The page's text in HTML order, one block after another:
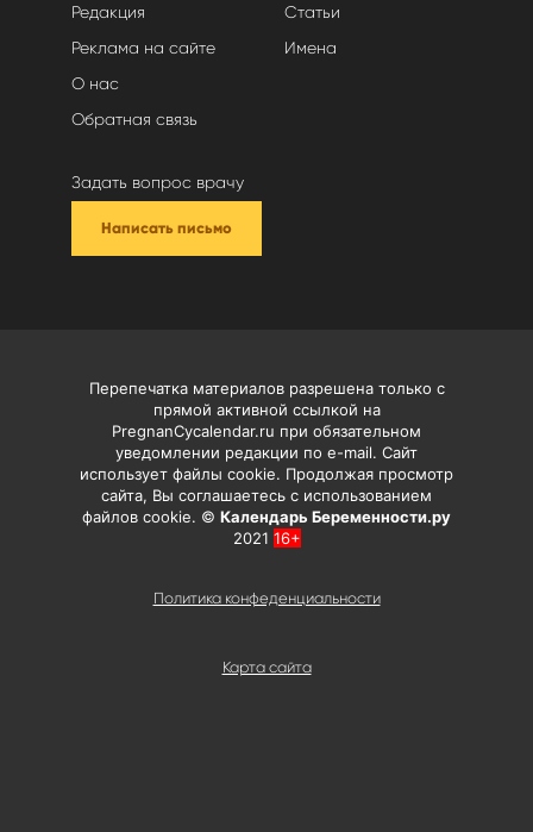
Редакция
Реклама на сайте
О нас
Обратная связь
Статьи
Имена
Задать вопрос врачу
Написать письмо
Карта сайта
Перепечатка материалов разрешена только с
прямой активной ссылкой на
PregnanCycalendar.ru при обязательном
уведомлении редакции по e-mail. Сайт
использует файлы cookie. Продолжая просмотр
сайта, Вы соглашаетесь с использованием
файлов cookie. © Календарь Беременности.ру
2021 16+
Политика конфеденциальности